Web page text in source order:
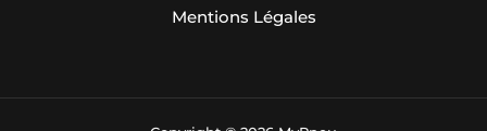
Mentions Légales